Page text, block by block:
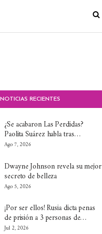
NOTICIAS RECIENTES
¿Se acabaron Las Perdidas?
Paolita Suárez habla tras…
Ago 7, 2026
Dwayne Johnson revela su mejor
secreto de belleza
Ago 5, 2026
¡Por ser ellos! Rusia dicta penas
de prisión a 3 personas de…
Jul 2, 2026